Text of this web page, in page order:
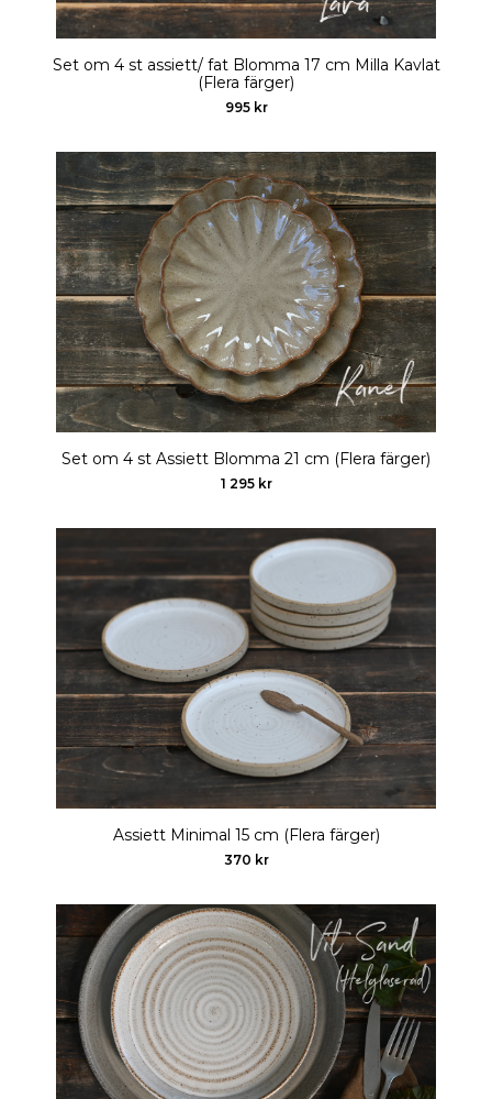
Set om 4 st assiett/ fat Blomma 17 cm Milla Kavlat
(Flera färger)
995 kr
Set om 4 st Assiett Blomma 21 cm (Flera färger)
1 295 kr
Assiett Minimal 15 cm (Flera färger)
370 kr